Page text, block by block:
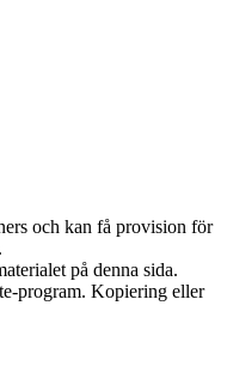
och kan få provision för
på denna sida.
program. Kopiering eller